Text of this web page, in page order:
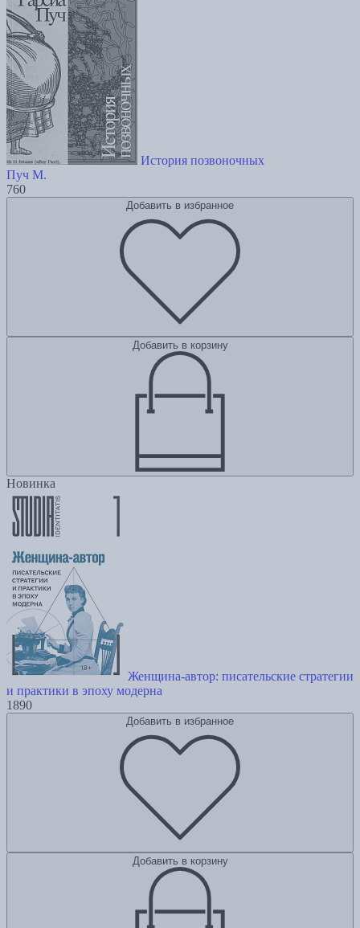
История позвоночных
Пуч М.
760
Добавить в избранное
Добавить в корзину
Новинка
Женщина-автор: писательские стратегии
и практики в эпоху модерна
1890
Добавить в избранное
Добавить в корзину